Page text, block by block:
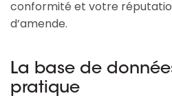
conformité et votre
d’amende.
La base de
pratique